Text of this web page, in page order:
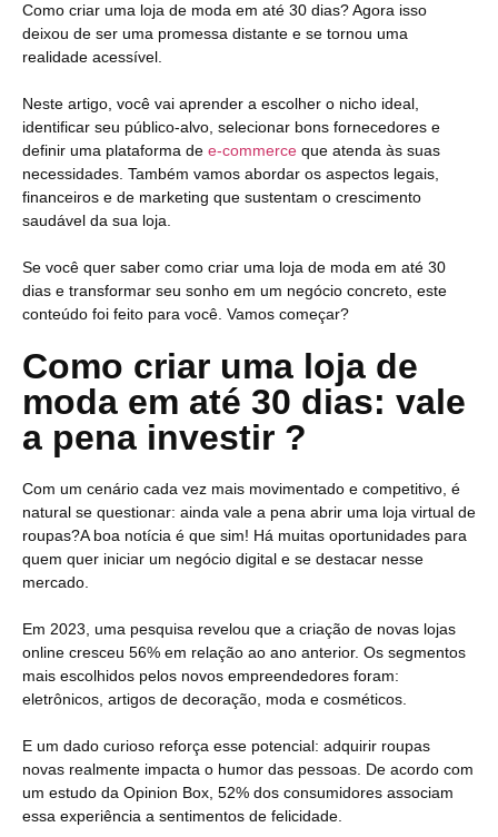
Como criar uma loja de moda em até 30 dias? Agora isso
deixou de ser uma promessa distante e se tornou uma
realidade acessível.
Neste artigo, você vai aprender a escolher o nicho ideal,
identificar seu público-alvo, selecionar bons fornecedores e
definir uma plataforma de e-commerce que atenda às suas
necessidades. Também vamos abordar os aspectos legais,
financeiros e de marketing que sustentam o crescimento
saudável da sua loja.
Se você quer saber como criar uma loja de moda em até 30
dias e transformar seu sonho em um negócio concreto, este
conteúdo foi feito para você. Vamos começar?
Como criar uma loja de
moda em até 30 dias: vale
a pena investir ?
Com um cenário cada vez mais movimentado e competitivo, é
natural se questionar: ainda vale a pena abrir uma loja virtual de
roupas?A boa notícia é que sim! Há muitas oportunidades para
quem quer iniciar um negócio digital e se destacar nesse
mercado.
Em 2023, uma pesquisa revelou que a criação de novas lojas
online cresceu 56% em relação ao ano anterior. Os segmentos
mais escolhidos pelos novos empreendedores foram:
eletrônicos, artigos de decoração, moda e cosméticos.
E um dado curioso reforça esse potencial: adquirir roupas
novas realmente impacta o humor das pessoas. De acordo com
um estudo da Opinion Box, 52% dos consumidores associam
essa experiência a sentimentos de felicidade.